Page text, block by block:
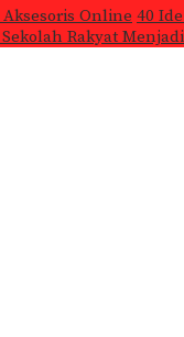
Online 40
Rakyat